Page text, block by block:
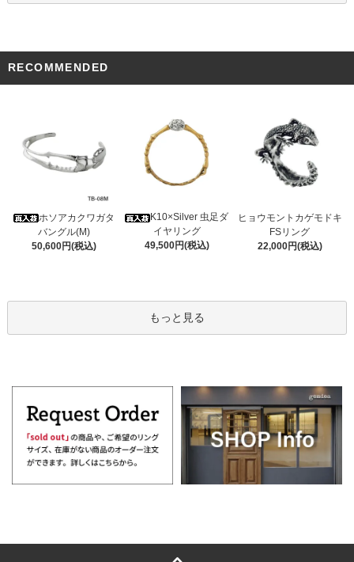
RECOMMENDED
ホソアカクワガタ
バングル(M)
50,600円(税込)
K10×Silver 虫足ダ
イヤリング
49,500円(税込)
ヒョウモントカゲモドキ
FSリング
22,000円(税込)
もっと見る